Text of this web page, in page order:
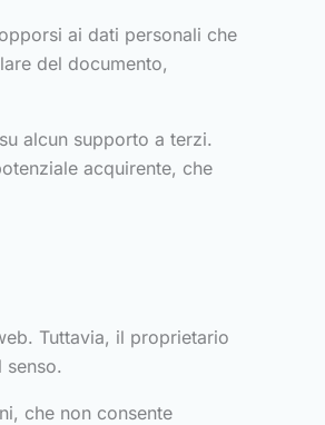
ai dati personali che
del documento,
alcun supporto a terzi.
acquirente, che
Tuttavia, il proprietario
senso.
che non consente